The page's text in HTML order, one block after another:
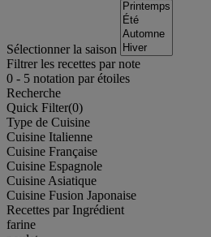
Sélectionner la saison
Filtrer les recettes par note
0 - 5 notation par étoiles
Recherche
Quick Filter(0)
Type de Cuisine
Cuisine Italienne
Cuisine Française
Cuisine Espagnole
Cuisine Asiatique
Cuisine Fusion Japonaise
Recettes par Ingrédient
farine